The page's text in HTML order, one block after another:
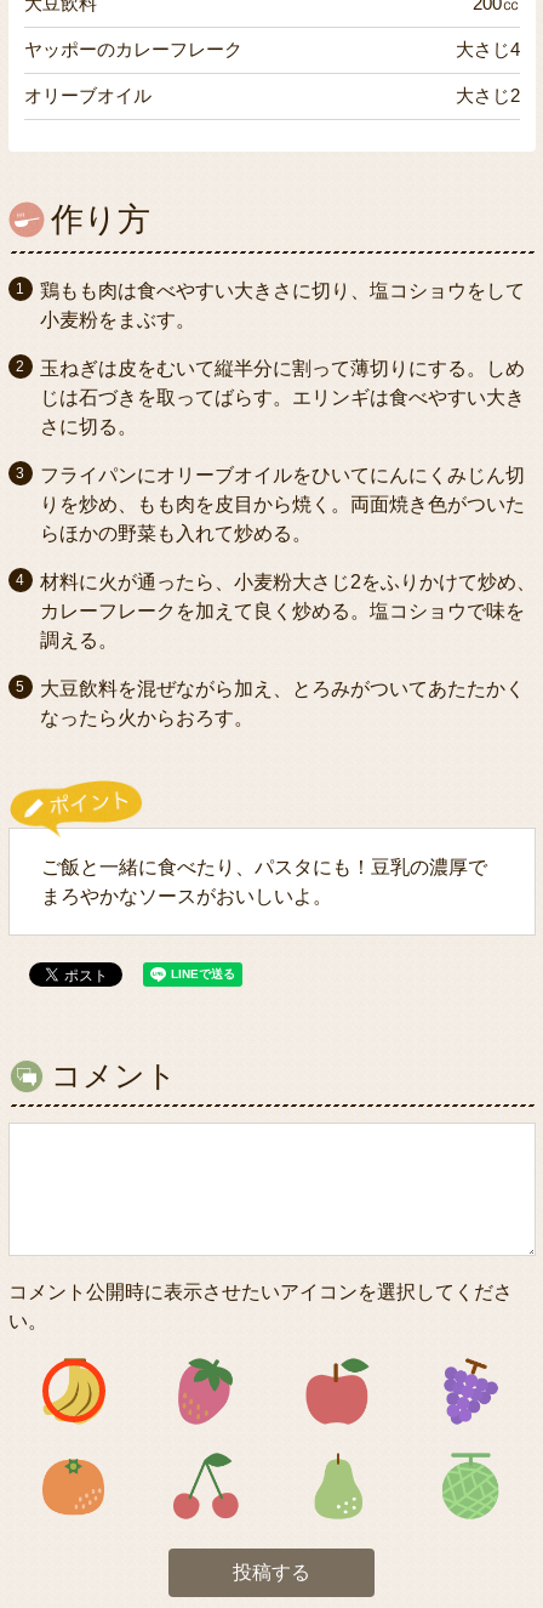
ヤッポーのカレーフレーク 大さじ4
オリーブオイル 大さじ2
作り方
鶏もも肉は食べやすい大きさに切り、塩コショウをして
小麦粉をまぶす。
玉ねぎは皮をむいて縦半分に割って薄切りにする。しめ
じは石づきを取ってばらす。エリンギは食べやすい大き
さに切る。
フライパンにオリーブオイルをひいてにんにくみじん切
りを炒め、もも肉を皮目から焼く。両面焼き色がついた
らほかの野菜も入れて炒める。
材料に火が通ったら、小麦粉大さじ2をふりかけて炒め、
カレーフレークを加えて良く炒める。塩コショウで味を
調える。
大豆飲料を混ぜながら加え、とろみがついてあたたかく
なったら火からおろす。
ご飯と一緒に食べたり、パスタにも！豆乳の濃厚で
まろやかなソースがおいしいよ。
コメント
コメント公開時に表示させたいアイコンを選択してくださ
い。
アイコン1 アイコン2 アイコン3
アイコン5 アイコン6 アイコン7
投稿する